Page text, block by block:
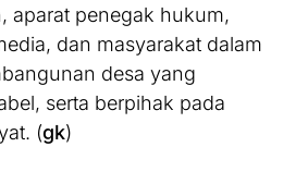
aparat penegak hukum,
dan masyarakat dalam
desa yang
serta berpihak pada
(gk)